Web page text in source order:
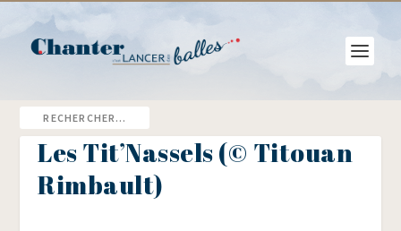
Les Tit’Nassels (© Titouan
Rimbault)